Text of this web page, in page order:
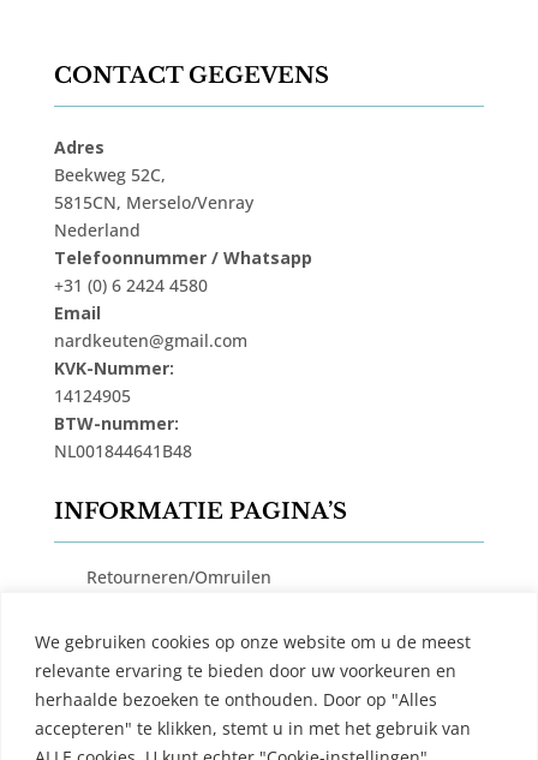
We gebruiken cookies op onze website om u de meest
relevante ervaring te bieden door uw voorkeuren en
herhaalde bezoeken te onthouden. Door op "Alles
accepteren" te klikken, stemt u in met het gebruik van
CONTACT GEGEVENS
Adres
Beekweg 52C,
5815CN, Merselo/Venray
Nederland
Telefoonnummer / Whatsapp
+31 (0) 6 2424 4580
Email
nardkeuten@gmail.com
KVK-Nummer:
14124905
BTW-nummer:
NL001844641B48
INFORMATIE PAGINA’S
Retourneren/Omruilen
Cookiebeleid
Algemene Voorwaarden
Contact